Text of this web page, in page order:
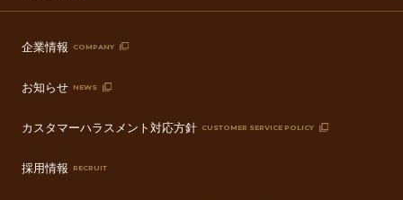
企業情報 COMPANY
お知らせ NEWS
カスタマーハラスメント対応方針 CUSTOMER SERVICE POLICY
採用情報 RECRUIT